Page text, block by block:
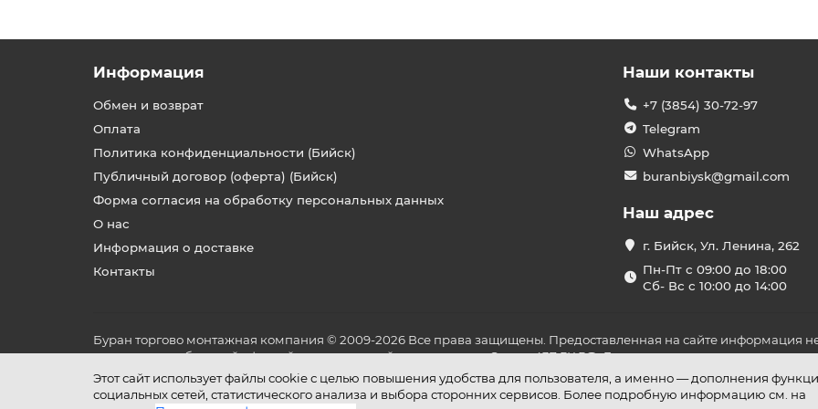
Этот сайт использует файлы cookie с целью повышения удобства для пользователя, а именно — дополнения
социальных сетей, статистического анализа и выбора сторонних сервисов. Более подробную информацию см. на
Информация
Обмен и возврат
Оплата
Политика конфиденциальности (Бийск)
Публичный договор (оферта) (Бийск)
Форма согласия на обработку персональных данных
О нас
Информация о доставке
Контакты
Наши контакты
+7 (3854) 30-72-97
Telegram
WhatsApp
buranbiysk@gmail.com
Наш адрес
г. Бийск, Ул. Ленина, 262
Пн-Пт с 09:00 до 18:00
Сб- Вс с 10:00 до 14:00
Буран торгово монтажная компания © 2009-2026 Все права защищены. Предоставленная на сайте информация
не является публичной офертой, определяемой положениями Статьи 437 ГК РФ. До оплаты товара удостоверьтесь
и условиях его эксплуатации.